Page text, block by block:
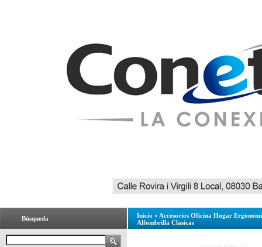
Búsqueda Inicio » Accesorios Oficina Hogar
Alfombrilla Clasicas